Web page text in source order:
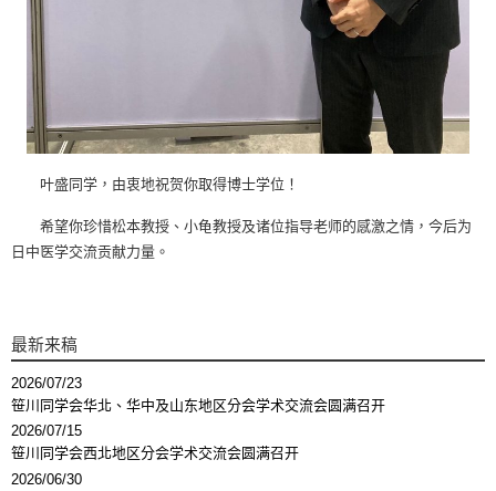
叶盛同学，由衷地祝贺你取得博士学位！
希望你珍惜松本教授、小龟教授及诸位指导老师的感激之情，今后为
日中医学交流贡献力量。
最新来稿
2026/07/23
笹川同学会华北、华中及山东地区分会学术交流会圆满召开
2026/07/15
笹川同学会西北地区分会学术交流会圆满召开
2026/06/30